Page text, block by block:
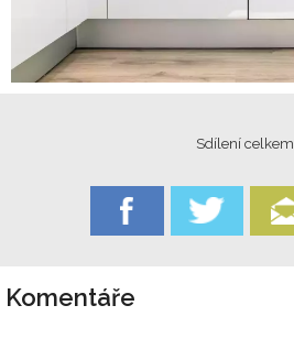
Sdílení celkem
Komentáře